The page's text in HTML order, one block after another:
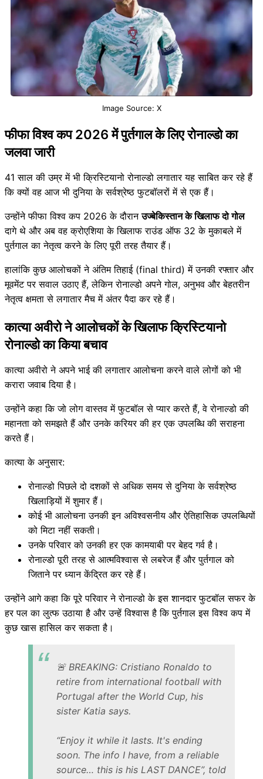
Image Source: X
फीफा विश्व कप 2026 में पुर्तगाल के लिए रोनाल्डो का
जलवा जारी
41 साल की उम्र में भी क्रिस्टियानो रोनाल्डो लगातार यह साबित कर रहे हैं
कि क्यों वह आज भी दुनिया के सर्वश्रेष्ठ फुटबॉलरों में से एक हैं।
उन्होंने फीफा विश्व कप 2026 के दौरानउज्बेकिस्तान के खिलाफ दो गोल
दागे थे और अब वह क्रोएशिया के खिलाफ राउंड ऑफ 32 के मुकाबले में
पुर्तगाल का नेतृत्व करने के लिए पूरी तरह तैयार हैं।
हालांकि कुछ आलोचकों ने अंतिम तिहाई (final third) में उनकी रफ्तार और
मूवमेंट पर सवाल उठाए हैं, लेकिन रोनाल्डो अपने गोल, अनुभव और बेहतरीन
नेतृत्व क्षमता से लगातार मैच में अंतर पैदा कर रहे हैं।
कात्या अवीरो ने आलोचकों के खिलाफ क्रिस्टियानो
रोनाल्डो का किया बचाव
कात्या अवीरो ने अपने भाई की लगातार आलोचना करने वाले लोगों को भी
करारा जवाब दिया है।
उन्होंने कहा कि जो लोग वास्तव में फुटबॉल से प्यार करते हैं, वे रोनाल्डो की
महानता को समझते हैं और उनके करियर की हर एक उपलब्धि की सराहना
करते हैं।
कात्या के अनुसार:
रोनाल्डो पिछले दो दशकों से अधिक समय से दुनिया के सर्वश्रेष्ठ
खिलाड़ियों में शुमार हैं।
कोई भी आलोचना उनकी इन अविश्वसनीय और ऐतिहासिक उपलब्धियों
को मिटा नहीं सकती।
उनके परिवार को उनकी हर एक कामयाबी पर बेहद गर्व है।
रोनाल्डो पूरी तरह से आत्मविश्वास से लबरेज हैं और पुर्तगाल को
जिताने पर ध्यान केंद्रित कर रहे हैं।
उन्होंने आगे कहा कि पूरे परिवार ने रोनाल्डो के इस शानदार फुटबॉल सफर के
हर पल का लुत्फ उठाया है और उन्हें विश्वास है कि पुर्तगाल इस विश्व कप में
कुछ खास हासिल कर सकता है।
🚨 BREAKING: Cristiano Ronaldo to
retire from international football with
Portugal after the World Cup, his
sister Katia says.
“Enjoy it while it lasts. It's ending
soon. The info I have, from a reliable
source… this is his LAST DANCE”, told